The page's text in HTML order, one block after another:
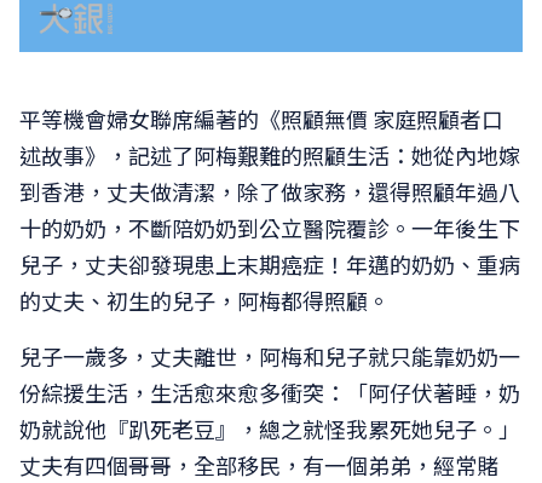
平等機會婦女聯席編著的《照顧無價 家庭照顧者口
述故事》，記述了阿梅艱難的照顧生活：她從內地嫁
到香港，丈夫做清潔，除了做家務，還得照顧年過八
十的奶奶，不斷陪奶奶到公立醫院覆診。一年後生下
兒子，丈夫卻發現患上末期癌症！年邁的奶奶、重病
的丈夫、初生的兒子，阿梅都得照顧。
兒子一歲多，丈夫離世，阿梅和兒子就只能靠奶奶一
份綜援生活，生活愈來愈多衝突：「阿仔伏著睡，奶
奶就說他『趴死老豆』，總之就怪我累死她兒子。」
丈夫有四個哥哥，全部移民，有一個弟弟，經常賭